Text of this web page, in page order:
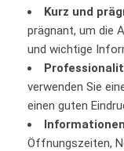
Kurz und
prägnant, um​ die
⁢und ‌wichtige
⁣verwenden Sie
einen guten
Öffnungszeiten,⁤